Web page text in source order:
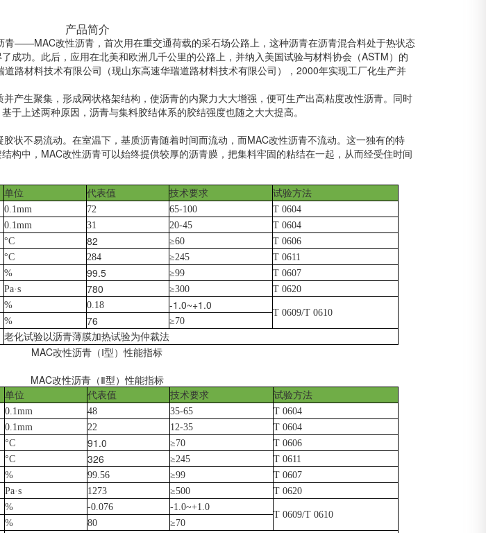
产品简介
青——MAC改性沥青，首次用在重交通荷载的采石场公路上，这种沥青在沥青混合料处于热状态
成功。此后，应用在北美和欧洲几千公里的公路上，并纳入美国试验与材料协会（ASTM）的
路材料技术有限公司（现山东高速华瑞道路材料技术有限公司）， 2000年实现工厂化生产并
产生聚集，形成网状格架结构，使沥青的内聚力大大增强，便可生产出高粘度改性沥青。同时
于上述两种原因，沥青与集料胶结体系的胶结强度也随之大大提高。
状不易流动。在室温下，基质沥青随着时间而流动，而MAC改性沥青不流动。这一独有的特
构中， MAC改性沥青可以始终提供较厚的沥青膜，把集料牢固的粘结在一起，从而经受住时间
单位 代表值 技术要求
试验方法
0.1mm 72 65-100
T 0604
0.1mm 31 20-45
T 0604
°C 82 ≥60
T 0606
°C 284 ≥245
T 0611
% 99.5 ≥99
T 0607
Pa·s 780 ≥300 T 0620
% 0.18 -1.0~+1.0
T 0609/T 0610
% 76
≥70
老化试验以沥青薄膜加热试验为仲裁法
MAC改性沥青（Ⅰ型）性能指标
MAC改性沥青（Ⅱ型）性能指标
单位 代表值 技术要求
试验方法
0.1mm 48 35-65
T 0604
0.1mm 22 12-35
T 0604
°C 91.0 ≥70
T 0606
°C 326 ≥245
T 0611
% 99.56 ≥99
T 0607
Pa·s 1273 ≥500 T 0620
% -0.076 -1.0~+1.0
T 0609/T 0610
% 80
≥70